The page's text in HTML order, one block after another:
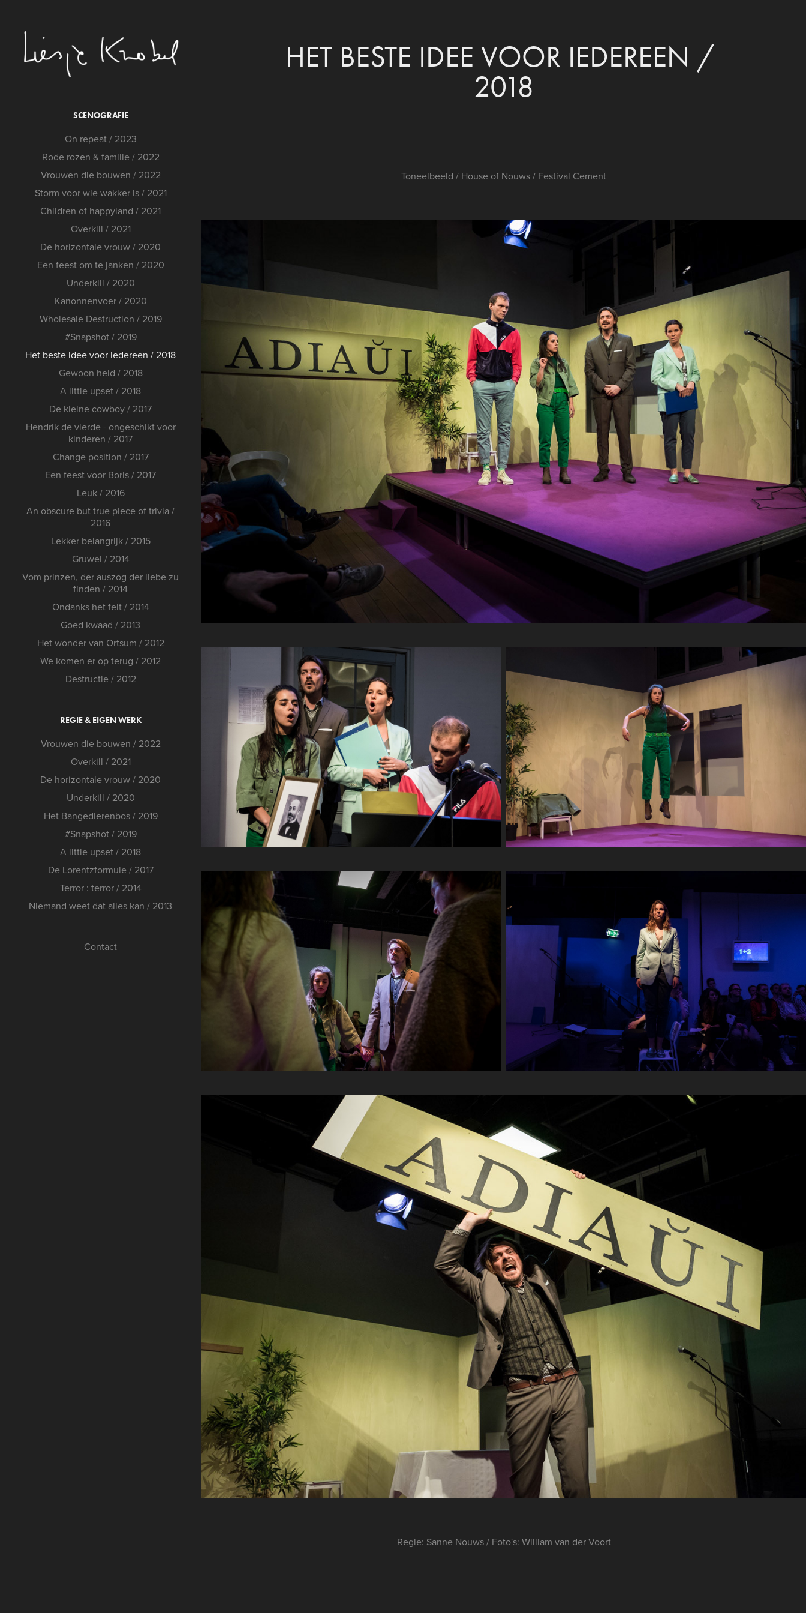
SCENOGRAFIE
On repeat / 2023
Rode rozen & familie / 2022
Vrouwen die bouwen / 2022
Storm voor wie wakker is / 2021
Children of happyland / 2021
Overkill / 2021
De horizontale vrouw / 2020
Een feest om te janken / 2020
Underkill / 2020
Kanonnenvoer / 2020
Wholesale Destruction / 2019
#Snapshot / 2019
Het beste idee voor iedereen / 2018
Gewoon held / 2018
A little upset / 2018
De kleine cowboy / 2017
Hendrik de vierde - ongeschikt voor
kinderen / 2017
Change position / 2017
Een feest voor Boris / 2017
Leuk / 2016
An obscure but true piece of trivia /
2016
Lekker belangrijk / 2015
Gruwel / 2014
Vom prinzen, der auszog der liebe zu
finden / 2014
Ondanks het feit / 2014
Goed kwaad / 2013
Het wonder van Ortsum / 2012
We komen er op terug / 2012
Destructie / 2012
REGIE & EIGEN WERK
Vrouwen die bouwen / 2022
Overkill / 2021
De horizontale vrouw / 2020
Underkill / 2020
Het Bangedierenbos / 2019
#Snapshot / 2019
A little upset / 2018
De Lorentzformule / 2017
Terror : terror / 2014
Niemand weet dat alles kan / 2013
Contact
HET BESTE IDEE VOOR IEDEREEN /
2018
Toneelbeeld / House of Nouws / Festival Cement
Regie: Sanne Nouws / Foto's: William van der Voort